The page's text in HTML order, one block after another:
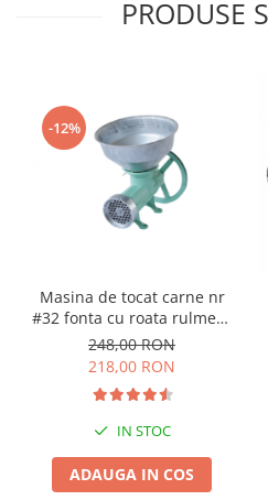
PRODUSE
-12%
Masina de tocat carne nr
#32 fonta cu roata rulment
si palnie JIA
248,00 RON
218,00 RON
IN STOC
ADAUGA IN COS